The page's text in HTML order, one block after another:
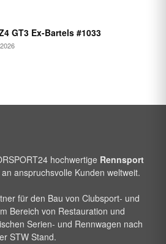
GT3 Ex-Bartels #1033
hochwertige Rennsport
anspruchsvolle Kunden weltweit.
für den Bau von Clubsport- und
Bereich von Restauration und
Serien- und Rennwagen nach
STW Stand.